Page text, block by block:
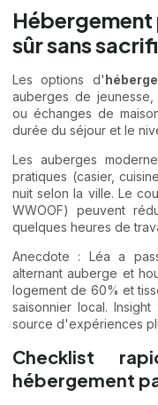
Hébergement
sûr sans
Les options d'
auberges de jeunesse,
ou échanges de
durée du séjour et le
Les auberges
pratiques (casier,
nuit selon la ville. Le
WWOOF) peuvent
quelques heures de
Anecdote : Léa a
alternant auberge et
logement de 60% et
saisonnier local.
source d'expériences
Checklist
hébergement